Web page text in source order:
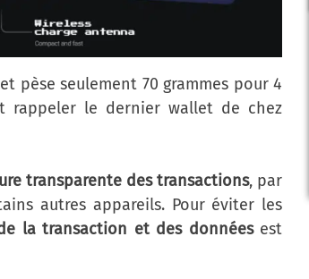
pèse seulement 70 grammes pour 4
rappeler le dernier wallet de chez
transparente des transactions, par
autres appareils. Pour éviter les
la transaction et des donnéesest